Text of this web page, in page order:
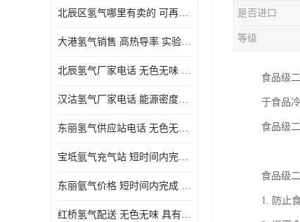
北辰区氢气哪里有卖的 可再生 实验室应用
大港氢气销售 高热导率 实验室应用
北辰氢气厂家电话 无色无味 凝点为-259
汉沽氢气厂家电话 能源密度高 储存和传输便利
东丽氢气供应站电话 无色无味 储存和传输便利
宝坻氩气充气站 短时间内完成 人员经过培训
东丽氩气价格 短时间内完成 物流管理优良
红桥氢气配送 无色无味 具有较低的密度
是否进口
等级
食品级
于食品
食品级
食品级
1. 防止